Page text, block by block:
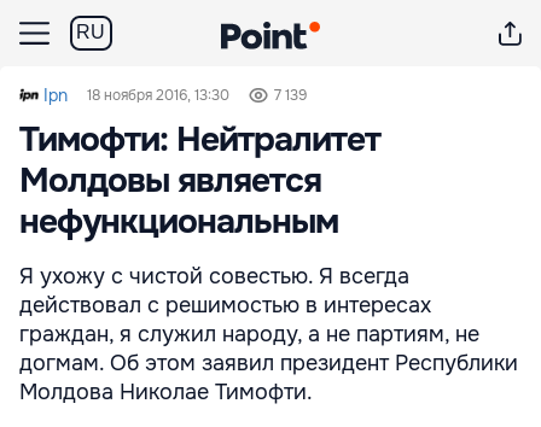
RU
Ipn 18 ноября 2016, 13:30 7 139
Тимофти: Нейтралитет
Молдовы является
нефункциональным
Я ухожу с чистой совестью. Я всегда
действовал с решимостью в интересах
граждан, я служил народу, а не партиям, не
догмам. Об этом заявил президент Республики
Молдова Николае Тимофти.